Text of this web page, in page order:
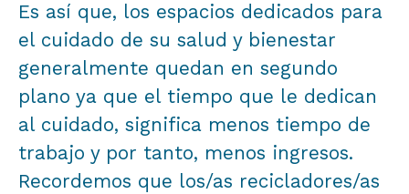
Es así que, los espacios dedicados para
el cuidado de su salud y bienestar
generalmente quedan en segundo
plano ya que el tiempo que le dedican
al cuidado, significa menos tiempo de
trabajo y por tanto, menos ingresos.
Recordemos que los/as recicladores/as